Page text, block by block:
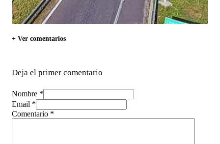
+ Ver comentarios
Deja el primer comentario
Nombre *
Email *
Comentario *